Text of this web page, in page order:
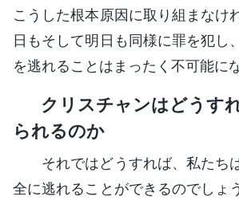
こうした根本原因に取り組まなけ
日もそして明日も同様に罪を犯し
を逃れることはまったく不可能に
クリスチャンはどうす
られるのか
それではどうすれば、私たち
全に逃れることができるのでしょ